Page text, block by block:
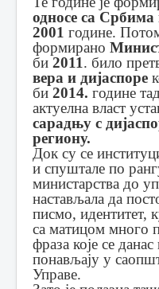
односе са Србима
2001 године.
формирано
би 2011. било
вера и дијаспоре
би 2014. године
актуелна власт
сарадњу с
региону.
Док су се
и спуштале по
министарства до
настављала да
писмо, идентитет,
са матицом много
фраза које се
понављају у
Управе.